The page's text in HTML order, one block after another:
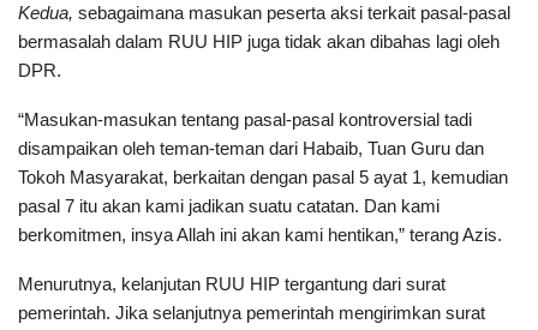
Kedua, sebagaimana masukan peserta aksi terkait pasal-pasal
bermasalah dalam RUU HIP juga tidak akan dibahas lagi oleh
DPR.
“Masukan-masukan tentang pasal-pasal kontroversial tadi
disampaikan oleh teman-teman dari Habaib, Tuan Guru dan
Tokoh Masyarakat, berkaitan dengan pasal 5 ayat 1, kemudian
pasal 7 itu akan kami jadikan suatu catatan. Dan kami
berkomitmen, insya Allah ini akan kami hentikan,” terang Azis.
Menurutnya, kelanjutan RUU HIP tergantung dari surat
pemerintah. Jika selanjutnya pemerintah mengirimkan surat